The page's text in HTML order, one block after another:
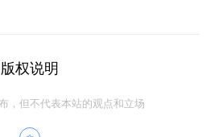
版权说明
，但不代表本站的观点和立场